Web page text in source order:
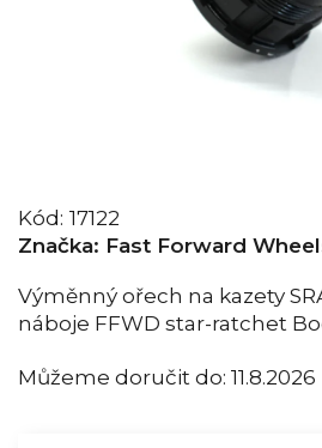
Kód: 17122
Značka: Fast Forward
Můžeme doručit do: 11.8.2026
Výměnný ořech na kazety
náboje FFWD star-ratchet